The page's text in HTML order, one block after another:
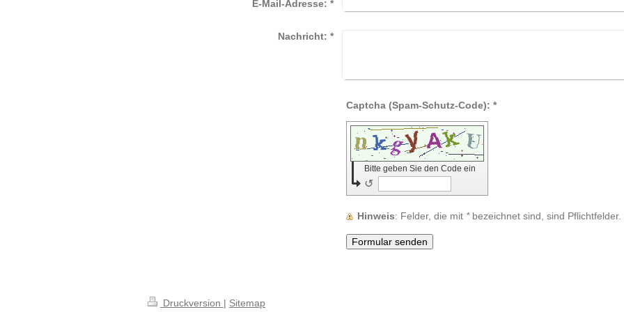
E-Mail-Adresse: *
Nachricht: *
Captcha (Spam-Schutz-Code): *
Bitte geben Sie den Code ein
↺
Hinweis : Felder, die mit *bezeichnet sind, sind Pflichtfelder.
Druckversion | Sitemap